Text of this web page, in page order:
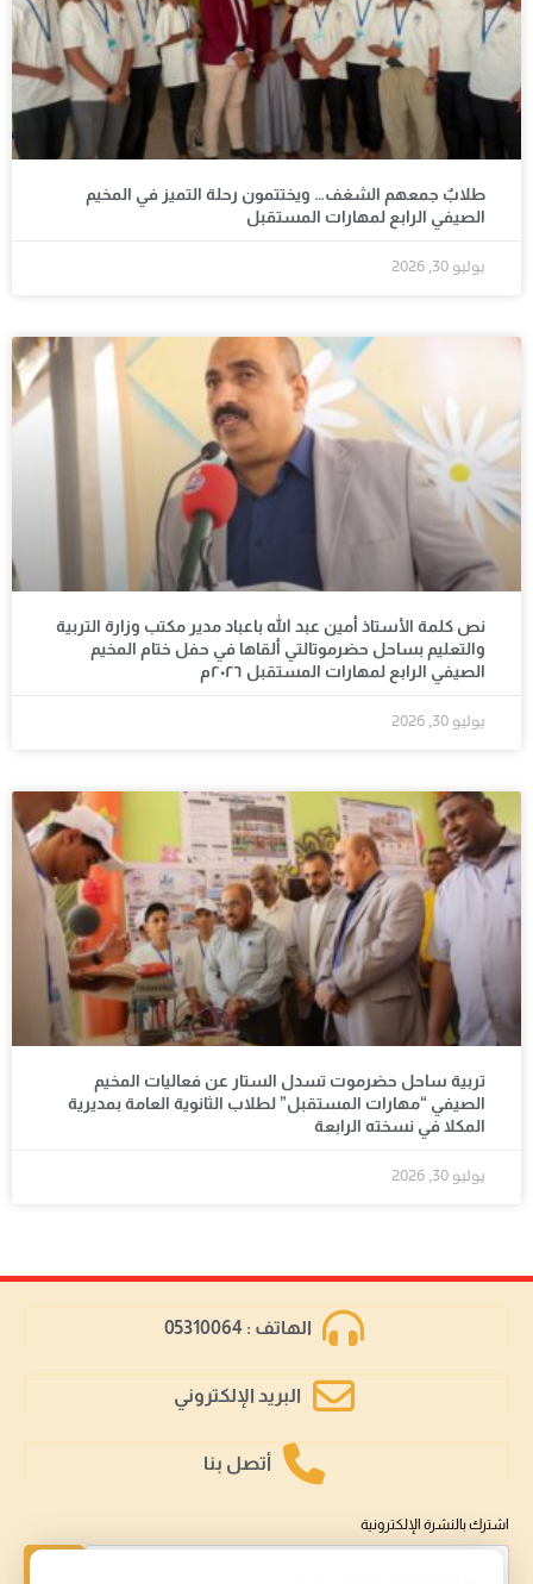
طلابٌ جمعهم الشغف… ويختتمون رحلة التميز في المخيم
الصيفي الرابع لمهارات المستقبل
يوليو 30, 2026
نص كلمة الأستاذ أمين عبد الله باعباد مدير مكتب وزارة التربية
والتعليم بساحل حضرموتالتي ألقاها في حفل ختام المخيم
الصيفي الرابع لمهارات المستقبل ٢٠٢٦م
يوليو 30, 2026
تربية ساحل حضرموت تسدل الستار عن فعاليات المخيم
الصيفي “مهارات المستقبل” لطلاب الثانوية العامة بمديرية
المكلا في نسخته الرابعة
يوليو 30, 2026
الهاتف : 05310064
البريد الإلكتروني
أتصل بنا
اشترك بالنشرة الإلكترونية